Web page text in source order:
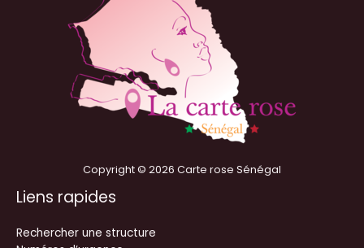
Copyright © 2026 Carte rose Sénégal
Liens rapides
Rechercher une structure